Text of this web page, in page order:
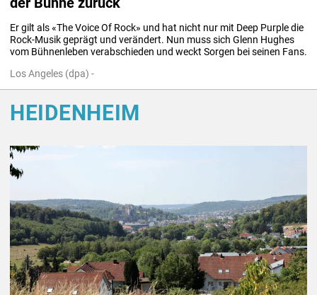
Er gilt als «The Voice Of Rock» und hat nicht nur mit Deep Purple die
Rock-Musik geprägt und verändert. Nun muss sich Glenn Hughes
vom Bühnenleben verabschieden und weckt Sorgen bei seinen Fans.
Los Angeles (dpa) -
HEIDENHEIM